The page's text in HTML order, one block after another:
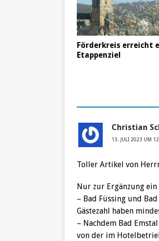
Förderkreis erreicht
Etappenziel
Christian
13. JULI 2023 UM
Toller Artikel von
Nur zur Ergänzung
– Bad Füssing und
Gästezahl haben
– Nachdem Bad
von der im